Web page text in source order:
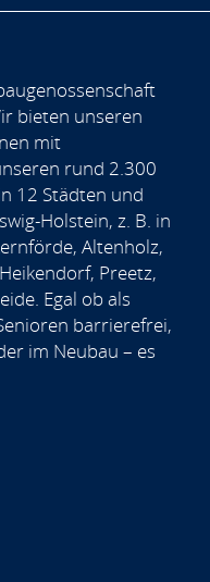
bieten unseren
mit
rund 2.300
12 Städten und
Holstein, z. B. in
Altenholz,
Preetz,
Egal ob als
barrierefrei,
im Neubau – es